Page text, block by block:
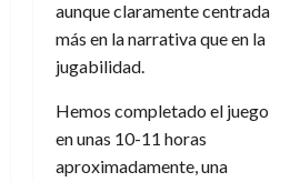
aunque claramente centrada
más en la narrativa que en la
jugabilidad.
Hemos completado el juego
en unas 10-11 horas
aproximadamente, una